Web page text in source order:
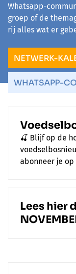
Whatsapp-
groep of de
rij alles wat er
NETWERK-
WHATSAPP-
🍒 Blijf op de
abonneer je
Lees hier